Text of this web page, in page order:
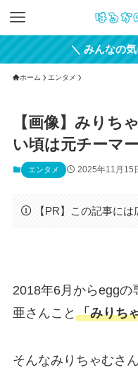
＼ みんなの
ホーム エンタメ
【画像】みりち
い頃は元チーマ
エンタメ 2025年11月15
【PR】この記事に
2018年6月からeggの
亜さんこと 「みりち
そんなみりちゃむさ